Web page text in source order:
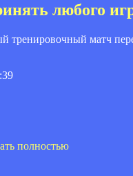
любого
тренировочный матч
полностью